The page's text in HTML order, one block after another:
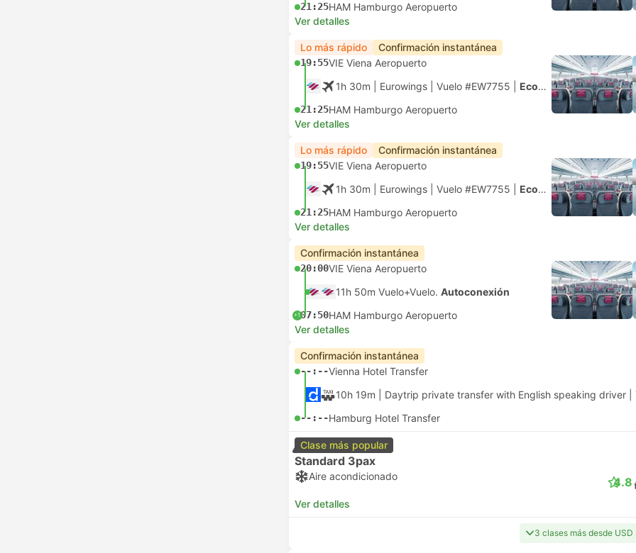
21:25HAM Hamburgo Aeropuerto
Ver detalles
Lo más rápido Confirmación instantánea
19:55VIE Viena Aeropuerto
1h 30m | Eurowings Vuelo #EW7755 Económica
21:25HAM Hamburgo Aeropuerto
Ver detalles
Lo más rápido Confirmación instantánea
19:55VIE Viena Aeropuerto
1h 30m | Eurowings Vuelo #EW7755 Económica
21:25HAM Hamburgo Aeropuerto
Ver detalles
Confirmación instantánea
20:00VIE Viena Aeropuerto
11h 50m Vuelo+Vuelo. Autoconexión
+107:50HAM Hamburgo Aeropuerto
Ver detalles
Confirmación instantánea
--:--Vienna Hotel Transfer
10h 19m | Daytrip private transfer with English speaking driver
--:--Hamburg Hotel Transfer
Clase más popular
Standard 3pax
Aire acondicionado
Ver detalles
4.8
3 clases más desde USD